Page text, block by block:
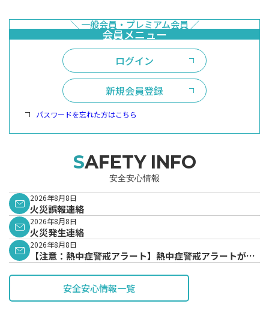
ログイン
新規会員登録
パスワードを忘れた方はこちら
SAFETY INFO
安全安心情報
2026年8月8日
火災誤報連絡
2026年8月8日
火災発生連絡
2026年8月8日
【注意：熱中症警戒アラート】熱中症警戒アラートが発
安全安心情報一覧